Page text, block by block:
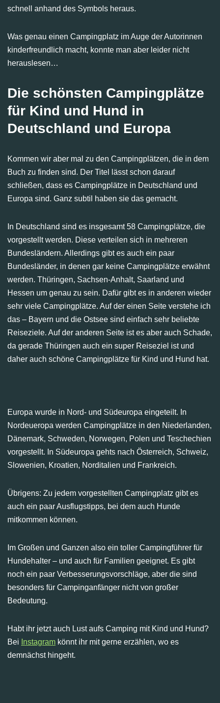
schnell anhand des Symbols heraus.
Was genau einen Campingplatz im Auge der Autorinnen
kinderfreundlich macht, konnte man aber leider nicht
herauslesen…
Die schönsten Campingplätze
für Kind und Hund in
Deutschland und Europa
Kommen wir aber mal zu den Campingplätzen, die in dem
Buch zu finden sind. Der Titel lässt schon darauf
schließen, dass es Campingplätze in Deutschland und
Europa sind. Ganz subtil haben sie das gemacht.
In Deutschland sind es insgesamt 58 Campingplätze, die
vorgestellt werden. Diese verteilen sich in mehreren
Bundesländern. Allerdings gibt es auch ein paar
Bundesländer, in denen gar keine Campingplätze erwähnt
werden. Thüringen, Sachsen-Anhalt, Saarland und
Hessen um genau zu sein. Dafür gibt es in anderen wieder
sehr viele Campingplätze. Auf der einen Seite verstehe ich
das – Bayern und die Ostsee sind einfach sehr beliebte
Reiseziele. Auf der anderen Seite ist es aber auch Schade,
da gerade Thüringen auch ein super Reiseziel ist und
daher auch schöne Campingplätze für Kind und Hund hat.
Europa wurde in Nord- und Südeuropa eingeteilt. In
Nordeueropa werden Campingplätze in den Niederlanden,
Dänemark, Schweden, Norwegen, Polen und Teschechien
vorgestellt. In Südeuropa gehts nach Österreich, Schweiz,
Slowenien, Kroatien, Norditalien und Frankreich.
Übrigens: Zu jedem vorgestellten Campingplatz gibt es
auch ein paar Ausflugstipps, bei dem auch Hunde
mitkommen können.
Im Großen und Ganzen also ein toller Campingführer für
Hundehalter – und auch für Familien geeignet. Es gibt
noch ein paar Verbesserungsvorschläge, aber die sind
besonders für Campinganfänger nicht von großer
Bedeutung.
Habt ihr jetzt auch Lust aufs Camping mit Kind und Hund?
Bei Instagram könnt ihr mit gerne erzählen, wo es
demnächst hingeht.